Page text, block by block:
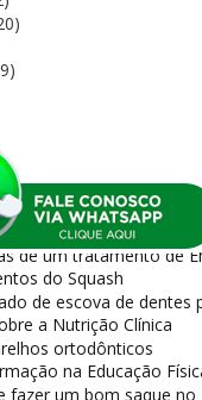
na Fisioterapia
de um tratamento de
do Squash
de escova de dentes
a Nutrição Clínica
ortodônticos
na Educação
fazer um bom saque no